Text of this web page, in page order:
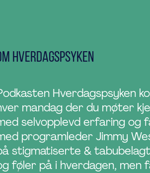
HVERDAGSPSYKEN
Hverdagspsyken
mandag der du møter
selvopplevd erfaring og
programleder Jimmy
stigmatiserte &
føler på i hverdagen, men